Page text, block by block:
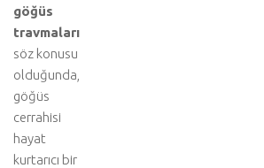
göğüs
travmaları
söz konusu
olduğunda,
göğüs
cerrahisi
hayat
kurtarıcı bir